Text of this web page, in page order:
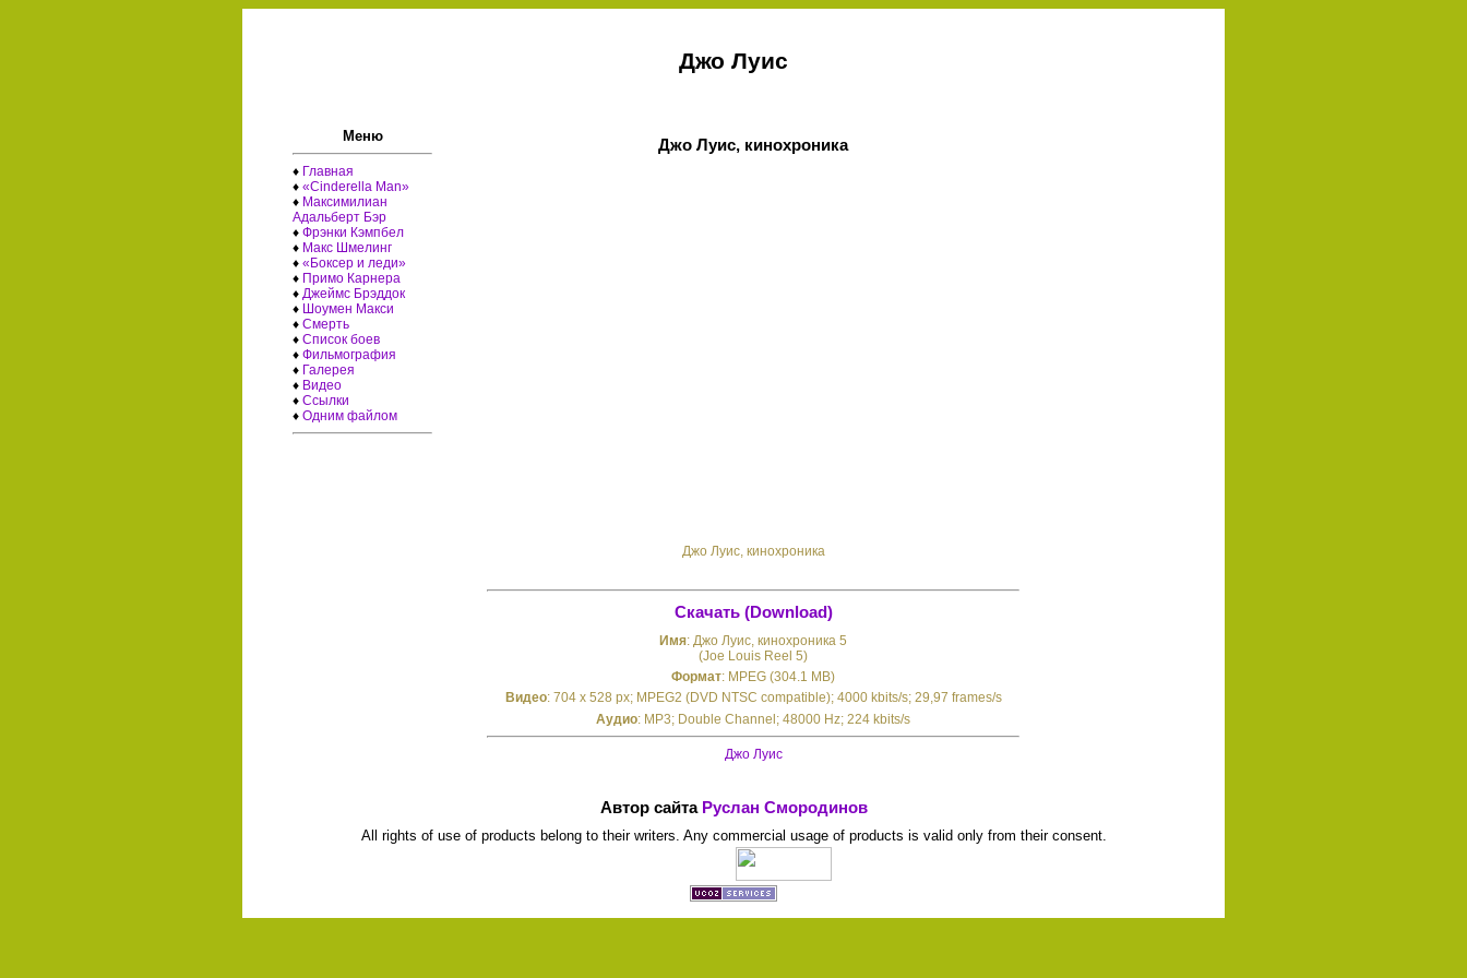
Джо Луис
Меню
♦ Главная
♦«Cinderella Man»
♦ Максимилиан
Адальберт Бэр
♦Фрэнки Кэмпбел
♦ Макс Шмелинг
♦«Боксер и леди»
♦ Примо Карнера
♦ Джеймс Брэддок
♦ Шоумен Макси
♦Смерть
♦Список боев
♦Фильмография
♦ Галерея
♦ Видео
♦Ссылки
♦Одним файлом
Джо Луис, кинохроника
Джо Луис, кинохроника
Скачать (Download)
Имя: Джо Луис, кинохроника 5
(Joe Louis Reel 5)
Формат: MPEG (304.1 MB)
Видео: 704 x 528 px; MPEG2 (DVD NTSC compatible); 4000 kbits/s; 29,97 frames/s
Аудио: MP3; Double Channel; 48000 Hz; 224 kbits/s
Джо Луис
Автор сайта Руслан Смородинов
All rights of use of products belong to their writers. Any commercial usage of products is valid only from their consent.